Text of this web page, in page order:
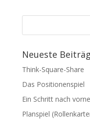
Neueste
Think-Square-Share
Das Positionenspiel
Ein Schritt nach vorne
Planspiel